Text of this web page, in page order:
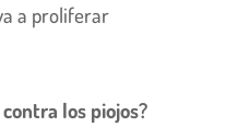
a proliferar
los piojos?